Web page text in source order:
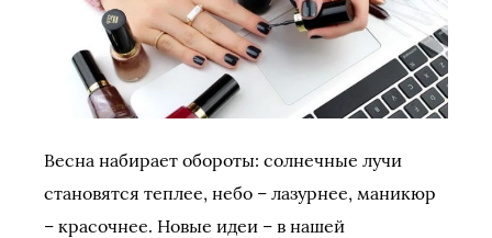
Весна набирает обороты: солнечные лучи
становятся теплее, небо – лазурнее, маникюр
– красочнее. Новые идеи – в нашей